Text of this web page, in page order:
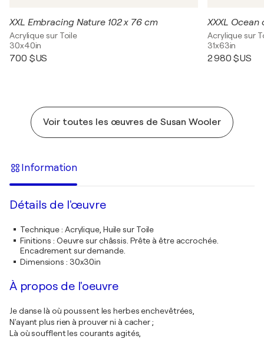
XXL Embracing Nature 102 x 76 cm
Acrylique sur Toile
30x40in
700 $US
XXXL
Acrylique sur
31x63in
2 980 $US
Voir toutes les œuvres de Susan Wooler
Information
Détails de l'œuvre
Technique: Acrylique, Huile sur Toile
Finitions : Oeuvre sur châssis. Prête à être accrochée.
Encadrement sur demande.
Dimensions : 30x30in
À propos de l'oeuvre
Je danse là où poussent les herbes enchevêtrées,
N'ayant plus rien à prouver ni à cacher ;
Là où soufflent les courants agités,